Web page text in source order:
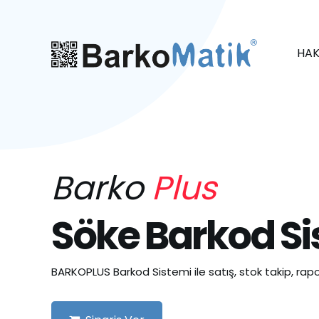
BarkoPlus
Söke Barkod
BARKOPLUS Barkod Sistemi ile satış, stok takip,